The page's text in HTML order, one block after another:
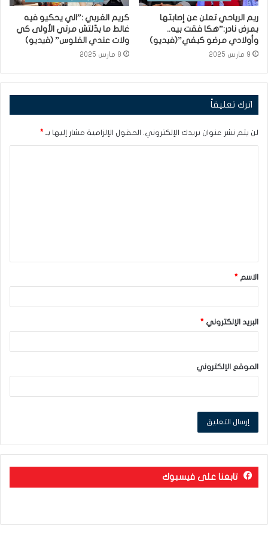
ريم الرياحي تعلن عن إصابتها
بمرض نادر:”هكا فقت بيه..
وأولادي مرضو كيفي”(فيديو)
9 مارس 2025
كريم الغربي :”الي يحكيو فيه
غالط ما بدّلتش مرتي الأولى كي
ولات عندي الفلوس” (فيديو)
8 مارس 2025
اترك تعليقاً
لن يتم نشر عنوان بريدك الإلكتروني. الحقول الإلزامية مشار إليها بـ *
ق
*
الاسم *
البريد الإلكتروني *
الموقع الإلكتروني
تابعنا على فيسبوك